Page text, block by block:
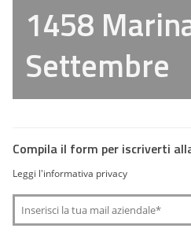
1458
Settembre
Compila il form per iscriverti
Leggi l'informativa privacy